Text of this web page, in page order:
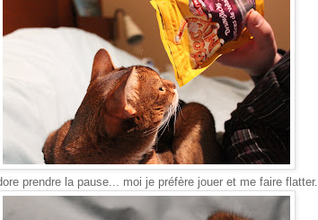
prendre la pause... moi je préfère jouer et me faire flatter.